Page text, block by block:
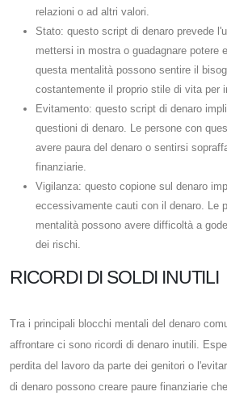
relazioni o ad altri valori.
Stato: questo script di denaro prevede
mettersi in mostra o guadagnare potere
questa mentalità possono sentire il
costantemente il proprio stile di vita per
Evitamento: questo script di denaro
questioni di denaro. Le persone con
avere paura del denaro o sentirsi
finanziarie.
Vigilanza: questo copione sul denaro
eccessivamente cauti con il denaro. Le
mentalità possono avere difficoltà a
dei rischi.
RICORDI DI SOLDI INUTILI
Tra i principali blocchi mentali del denaro
affrontare ci sono ricordi di denaro inutili.
perdita del lavoro da parte dei genitori o
di denaro possono creare paure finanziarie